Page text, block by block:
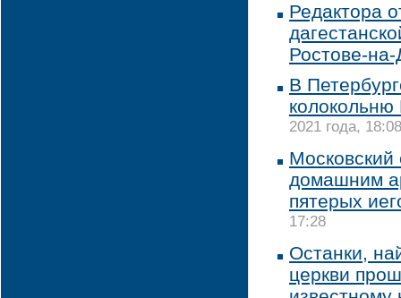
Редактора
Ростове-
В
колокольню
2021 года, 18:08
Московский
домашним
пятерых
17:28
Останки,
церкви